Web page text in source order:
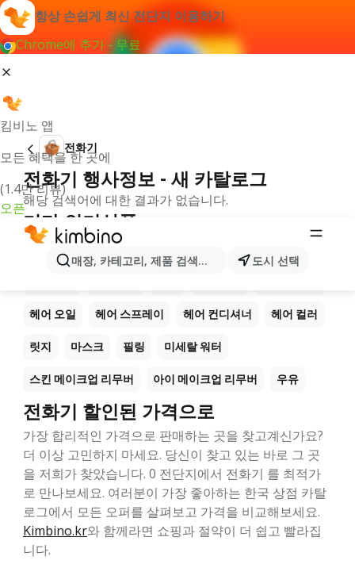
항상 손쉽게 최신 전단지 이용하기
Chrome에 추가 - 무료
킴비노 앱
모든 혜택을 한 곳에
(1.4만 리뷰)
오픈
매장, 카테고리, 제품 검색... 도시 선택
전화기
전화기 행사정보 - 새 카탈로그
해당 검색어에 대한 결과가 없습니다.
기타 인기상품
헤어 오일 헤어 스프레이 헤어 컨디셔너 헤어 컬러
릿지 마스크 필링 미세랄 워터
스킨 메이크업 리무버 아이 메이크업 리무버 우유
전화기 할인된 가격으로
가장 합리적인 가격으로 판매하는 곳을 찾고계신가요?
더 이상 고민하지 마세요. 당신이 찾고 있는 바로 그 곳
을 저희가 찾았습니다. 0 전단지에서 전화기 를 최적가
로 만나보세요. 여러분이 가장 좋아하는 한국 상점 카탈
로그에서 모든 오퍼를 살펴보고 가격을 비교해보세요.
Kimbino.kr와 함께라면 쇼핑과 절약이 더 쉽고 빨라집
니다.